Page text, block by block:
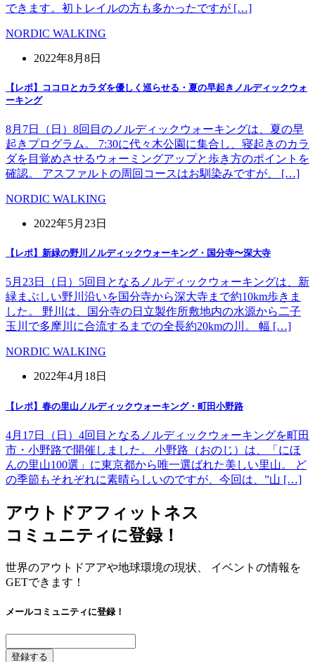
できます。初トレイルの方も多かったですが […]
NORDIC WALKING
2022年8月8日
【レポ】ココロとカラダを優しく巡らせる・夏の早起きノルディックウォ
ーキング
8月7日（日）8回目のノルディックウォーキングは、夏の早
起きプログラム。 7:30に代々木公園に集合し、寝起きのカラ
ダを目覚めさせるウォーミングアップと歩き方のポイントを
確認。 アスファルトの周回コースはお馴染みですが、 […]
NORDIC WALKING
2022年5月23日
【レポ】新緑の野川ノルディックウォーキング・国分寺〜深大寺
5月23日（日）5回目となるノルディックウォーキングは、新
緑まぶしい野川沿いを国分寺から深大寺まで約10km歩きま
した。 野川は、国分寺の日立製作所敷地内の水源から二子
玉川で多摩川に合流するまでの全長約20kmの川。 幅 […]
NORDIC WALKING
2022年4月18日
【レポ】春の里山ノルディックウォーキング・町田小野路
4月17日（日）4回目となるノルディックウォーキングを町田
市・小野路で開催しました。 小野路（おのじ）は、「にほ
んの里山100選」に東京都から唯一選ばれた美しい里山。 ど
の季節もそれぞれに素晴らしいのですが、今回は、”山 […]
アウトドアフィットネス
コミュニティに登録！
世界のアウトドアアや地球環境の現状、 イベントの情報を
GETできます！
メールコミュニティに登録！